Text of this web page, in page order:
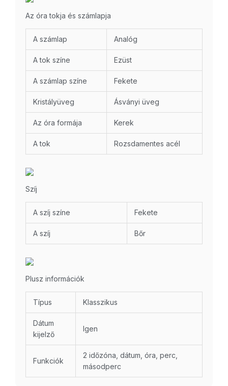
Az óra tokja és számlapja
A számlap Analóg
A tok színe Ezüst
A számlap színe Fekete
Kristályüveg Ásványi üveg
Az óra formája Kerek
A tok Rozsdamentes acél
Szíj
A szíj színe Fekete
A szíj Bőr
Plusz információk
Típus Klasszikus
Dátum
kijelző
Igen
Funkciók
2 időzóna, dátum, óra, perc,
másodperc